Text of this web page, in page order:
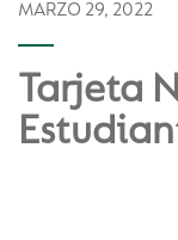
MARZO 29, 2022
Tarjeta